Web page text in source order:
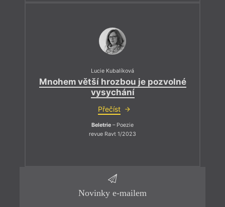
Lucie Kubalíková
Mnohem větší hrozbou je pozvolné
vysychání
Přečíst
Beletrie – Poezie
revue Ravt 1/2023
Novinky e-mailem